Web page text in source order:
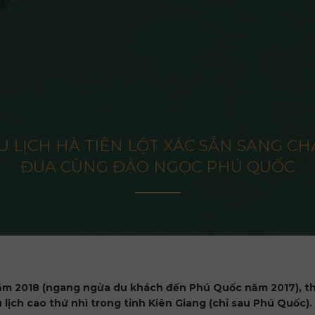
LỊCH HÀ TIÊN LỘT XÁC SẴN SANG
ĐUA CÙNG ĐẢO NGỌC PHÚ QUỐC
2018 (ngang ngửa du khách đến Phú Quốc năm
cao thứ nhì trong tỉnh Kiên Giang (chỉ sau Phú Quốc).